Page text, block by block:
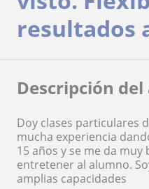
resultados
Descripción
Doy clases particulares
mucha experiencia
15 años y se me da muy
entretener al alumno.
amplias capacidades